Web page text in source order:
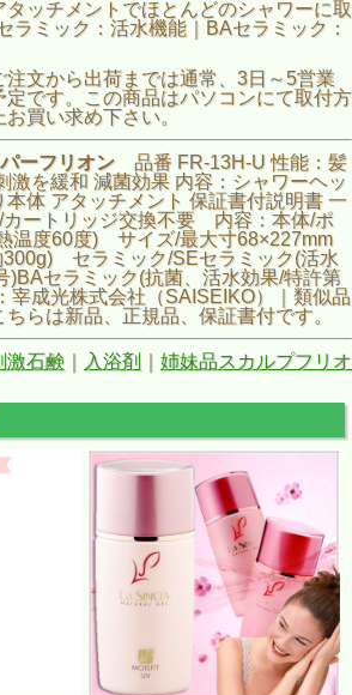
ッチメントでほとんどのシャワーに取
ラミック：活水機能｜BAセラミック：
注文から出荷までは通常、3日～5営業
定です。この商品はパソコンにて取付方
買い求め下さい。
ーフリオン 品番 FR-13H-U 性能：髪
激を緩和 減菌効果 内容：シャワーヘッ
体 アタッチメント 保証書付説明書 一
ートリッジ交換不要 内容：本体/ポ
温度60度) サイズ/最大寸68×227mm
300g) セラミック/SEセラミック(活水
)BAセラミック(抗菌、活水効果/特許第
成光株式会社（SAISEIKO）｜類似品
らは新品、正規品、保証書付です。
激石鹸 入浴剤
姉妹品スカルプフリオ